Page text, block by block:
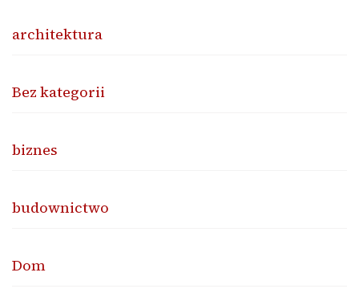
architektura
Bez kategorii
biznes
budownictwo
Dom